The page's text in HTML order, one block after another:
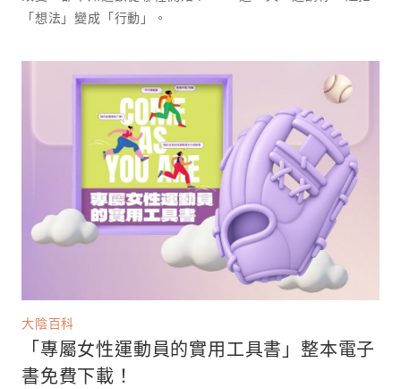
「想法」變成「行動」。
大陰百科
「專屬女性運動員的實用工具書」整本電子
書免費下載！